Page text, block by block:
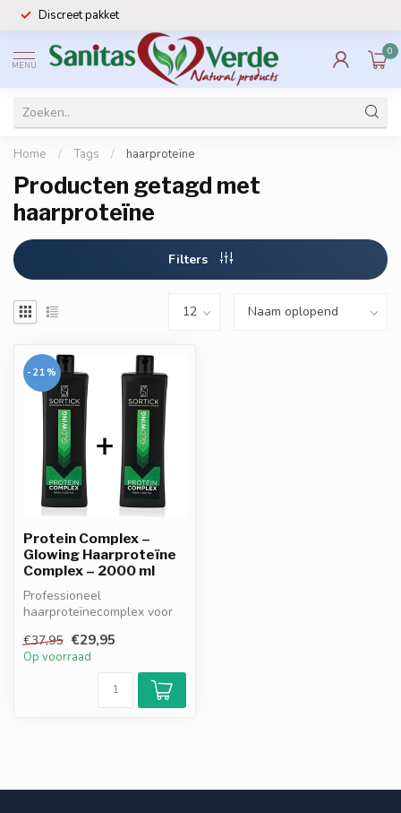
Discreet pakket
MENU
0
Home / Tags / haarproteïne
Producten getagd met
haarproteïne
Filters
-21%
Protein Complex –
Glowing Haarproteïne
Complex – 2000 ml
Professioneel
haarproteïnecomplex voor
Zorgt voor hers...
€37,95 €29,95
Op voorraad